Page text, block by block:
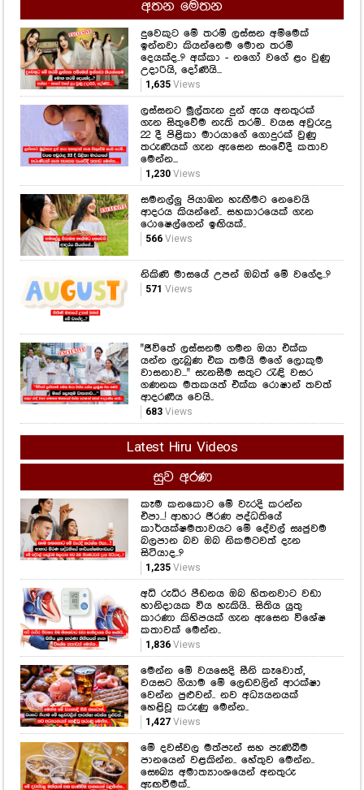
අතන මෙතන
දුවෙකුට මේ තරම් ලස්සන අම්මෙක්
ඉන්නවා කියන්නෙම මොන තරම්
දෙයක්ද..? අක්කා - නගෝ වගේ ළං වුණු
උදාරියි, දෝණියි...
1,635Views
ලස්සනට මුල්තැන දුන් ඇය අනතුරක්
ගැන සිතුවේම නැති තරම්.. වයස අවුරුදු
22 දී පිළිකා මාරයාගේ ගොදුරක් වුණු
තරුණියක් ගැන ඇසෙන සංවේදී කතාව
මෙන්න...
1,230Views
සමනල්ලු පියාඹන හැඟීමට නෙවෙයි
ආදරය කියන්නේ.. සහකාරයෙක් ගැන
රොෂෙල්ගෙන් ඉඟියක්..
566Views
නිකිණි මාසයේ උපන් ඔබත් මේ වගේද..?
571 Views
"ජීවිතේ ලස්සනම ගමන ඔයා එක්ක
යන්න ලැබුණ එක තමයි මගේ ලොකුම
වාසනාව..." සැනසීම සතුට රැඳි වසර
ගණනක මතකයත් එක්ක රොෂාන් තවත්
ආදරණීය වෙයි..
683Views
Latest Hiru Videos
සුව අරණ
කෑම කනකොට මේ වැරදි කරන්න
එපා...! ආහාර ජීරණ පද්ධතියේ
කාර්යක්ෂමතාවයට මේ දේවල් සෘජුවම
බලපාන බව ඔබ නිකමටවත් දැන
සිටියාද..?
1,235Views
අධි රුධිර පීඩනය ඔබ හිතනවාට වඩා
හානිදායක විය හැකියි.. සිතිය යුතු
කාරණා කිහිපයක් ගැන ඇසෙන විශේෂ
කතාවක් මෙන්න..
1,836Views
මෙන්න මේ වයසෙදි සීනි කෑවොත්,
වයසට ගියාම මේ ලෙඩවලින් ආරක්ෂා
වෙන්න පුළුවන්.. නව අධ්‍යයනයක්
හෙළිවූ කරුණු මෙන්න..
1,427Views
මේ දවස්වල මත්පැන් සහ පැණිබීම
පානයෙන් වළකින්න.. හේතුව මෙන්න..
සෞඛ්‍ය අමාත්‍යාංශයෙන් අනතුරු
ඇඟවීමක්..